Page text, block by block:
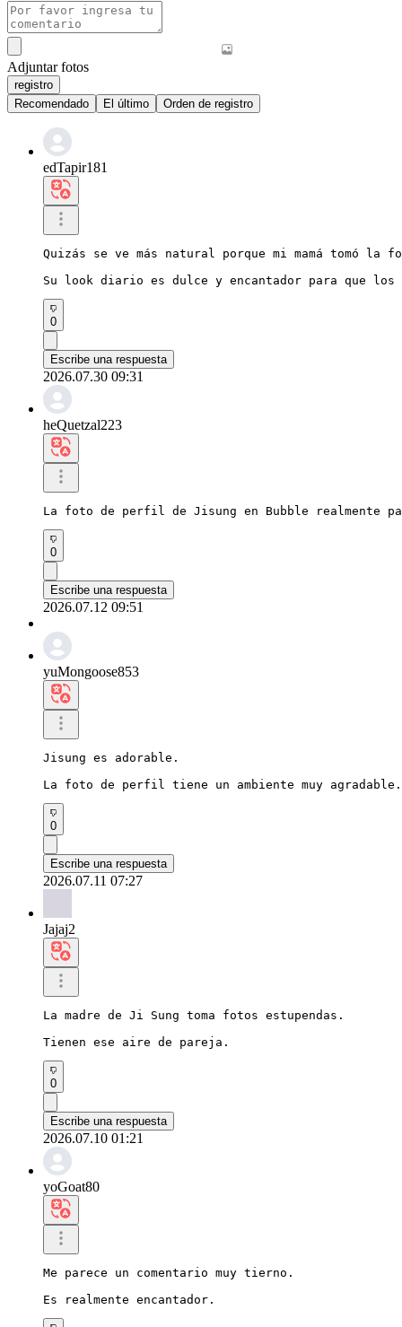
Adjuntar fotos
registro
Recomendado
El último Orden de registro
edTapir181
Quizás se ve más natural porque mi mamá tomó la
Su look diario es dulce y encantador para que
0
Escribe una respuesta
2026.07.30 09:31
heQuetzal223
La foto de perfil de Jisung en Bubble realmente
0
Escribe una respuesta
2026.07.12 09:51
yuMongoose853
Jisung es adorable.
La foto de perfil tiene un ambiente muy agradable.
0
Escribe una respuesta
2026.07.11 07:27
Jajaj2
La madre de Ji Sung toma fotos estupendas.
Tienen ese aire de pareja.
0
Escribe una respuesta
2026.07.10 01:21
yoGoat80
Me parece un comentario muy tierno.
Es realmente encantador.